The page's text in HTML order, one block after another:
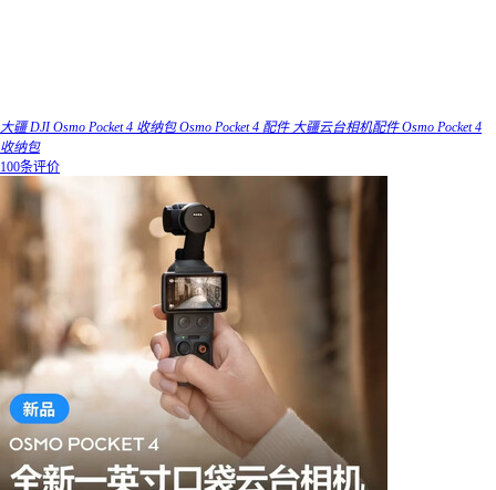
大疆 DJI Osmo Pocket 4 收纳包 Osmo Pocket 4 配件 大疆云台相机配件 Osmo Pocket 4
收纳包
100条评价